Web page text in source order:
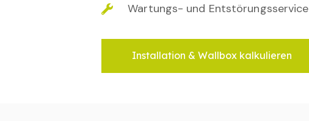
Wartungs- und Entstörungsservice
Installation & Wallbox kalkulieren